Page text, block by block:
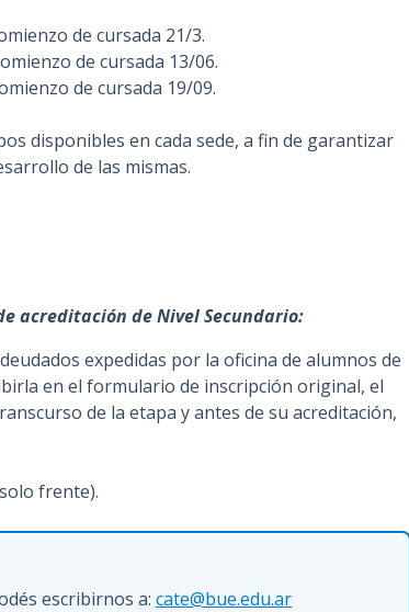
de cursada 21/3.
de cursada 13/06.
de cursada 19/09.
disponibles en cada sede, a fin de garantizar
de las mismas.
acreditación de Nivel Secundario:
expedidas por la oficina de alumnos de
en el formulario de inscripción original, el
de la etapa y antes de su acreditación,
frente).
escribirnos a: cate@bue.edu.ar